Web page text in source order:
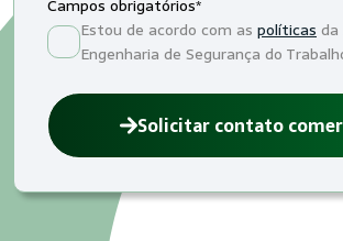
Campos obrigatórios*
Estou de acordo com as políticas
Engenharia de Segurança do
Solicitar